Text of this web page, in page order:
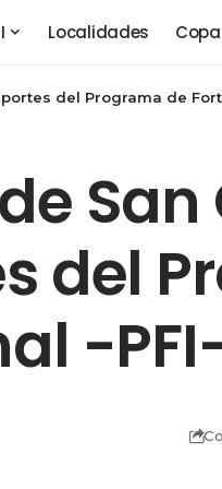
Localidades
del Programa de
del
-